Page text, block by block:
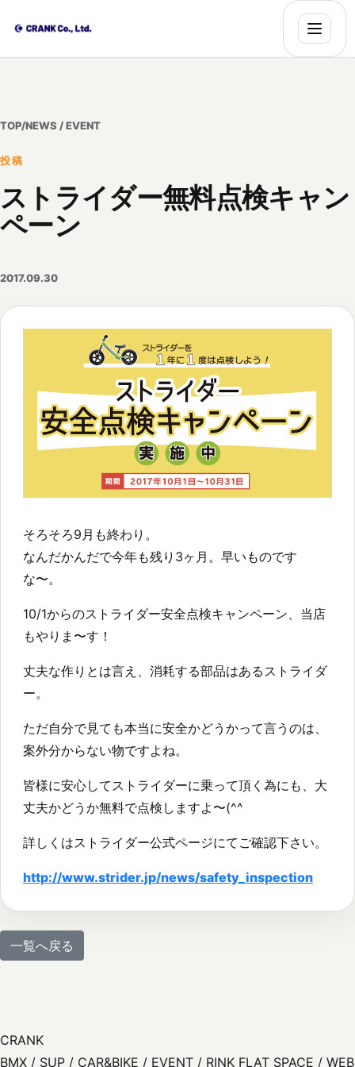
TOP/NEWS / EVENT
投稿
ストライダー無料点検キャン
ペーン
2017.09.30
そろそろ9月も終わり。
なんだかんだで今年も残り3ヶ月。早いものです
な〜。
10/1からのストライダー安全点検キャンペーン、当店
もやりま〜す！
丈夫な作りとは言え、消耗する部品はあるストライダ
ー。
ただ自分で見ても本当に安全かどうかって言うのは、
案外分からない物ですよね。
皆様に安心してストライダーに乗って頂く為にも、大
丈夫かどうか無料で点検しますよ〜(^^
詳しくはストライダー公式ページにてご確認下さい。
http://www.strider.jp/news/safety_inspection
一覧へ戻る
CRANK
BMX / SUP / CAR&BIKE / EVENT / RINK FLAT SPACE / WEB